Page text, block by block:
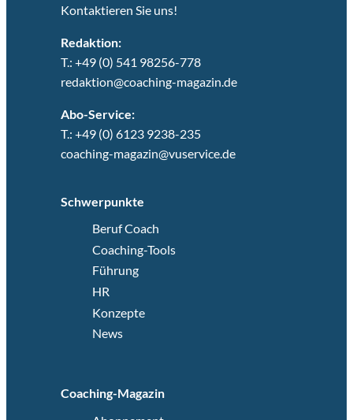
Kontaktieren Sie uns!
Redaktion:
T.: +49 (0) 541 98256-778
redaktion@coaching-magazin.de
Abo-Service:
T.: +49 (0) 6123 9238-235
coaching-magazin@vuservice.de
Schwerpunkte
Beruf Coach
Coaching-Tools
Führung
HR
Konzepte
News
Coaching-Magazin